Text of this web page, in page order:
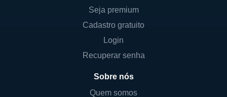
Seja premium
Cadastro gratuito
Login
Recuperar senha
Sobre nós
Quem somos